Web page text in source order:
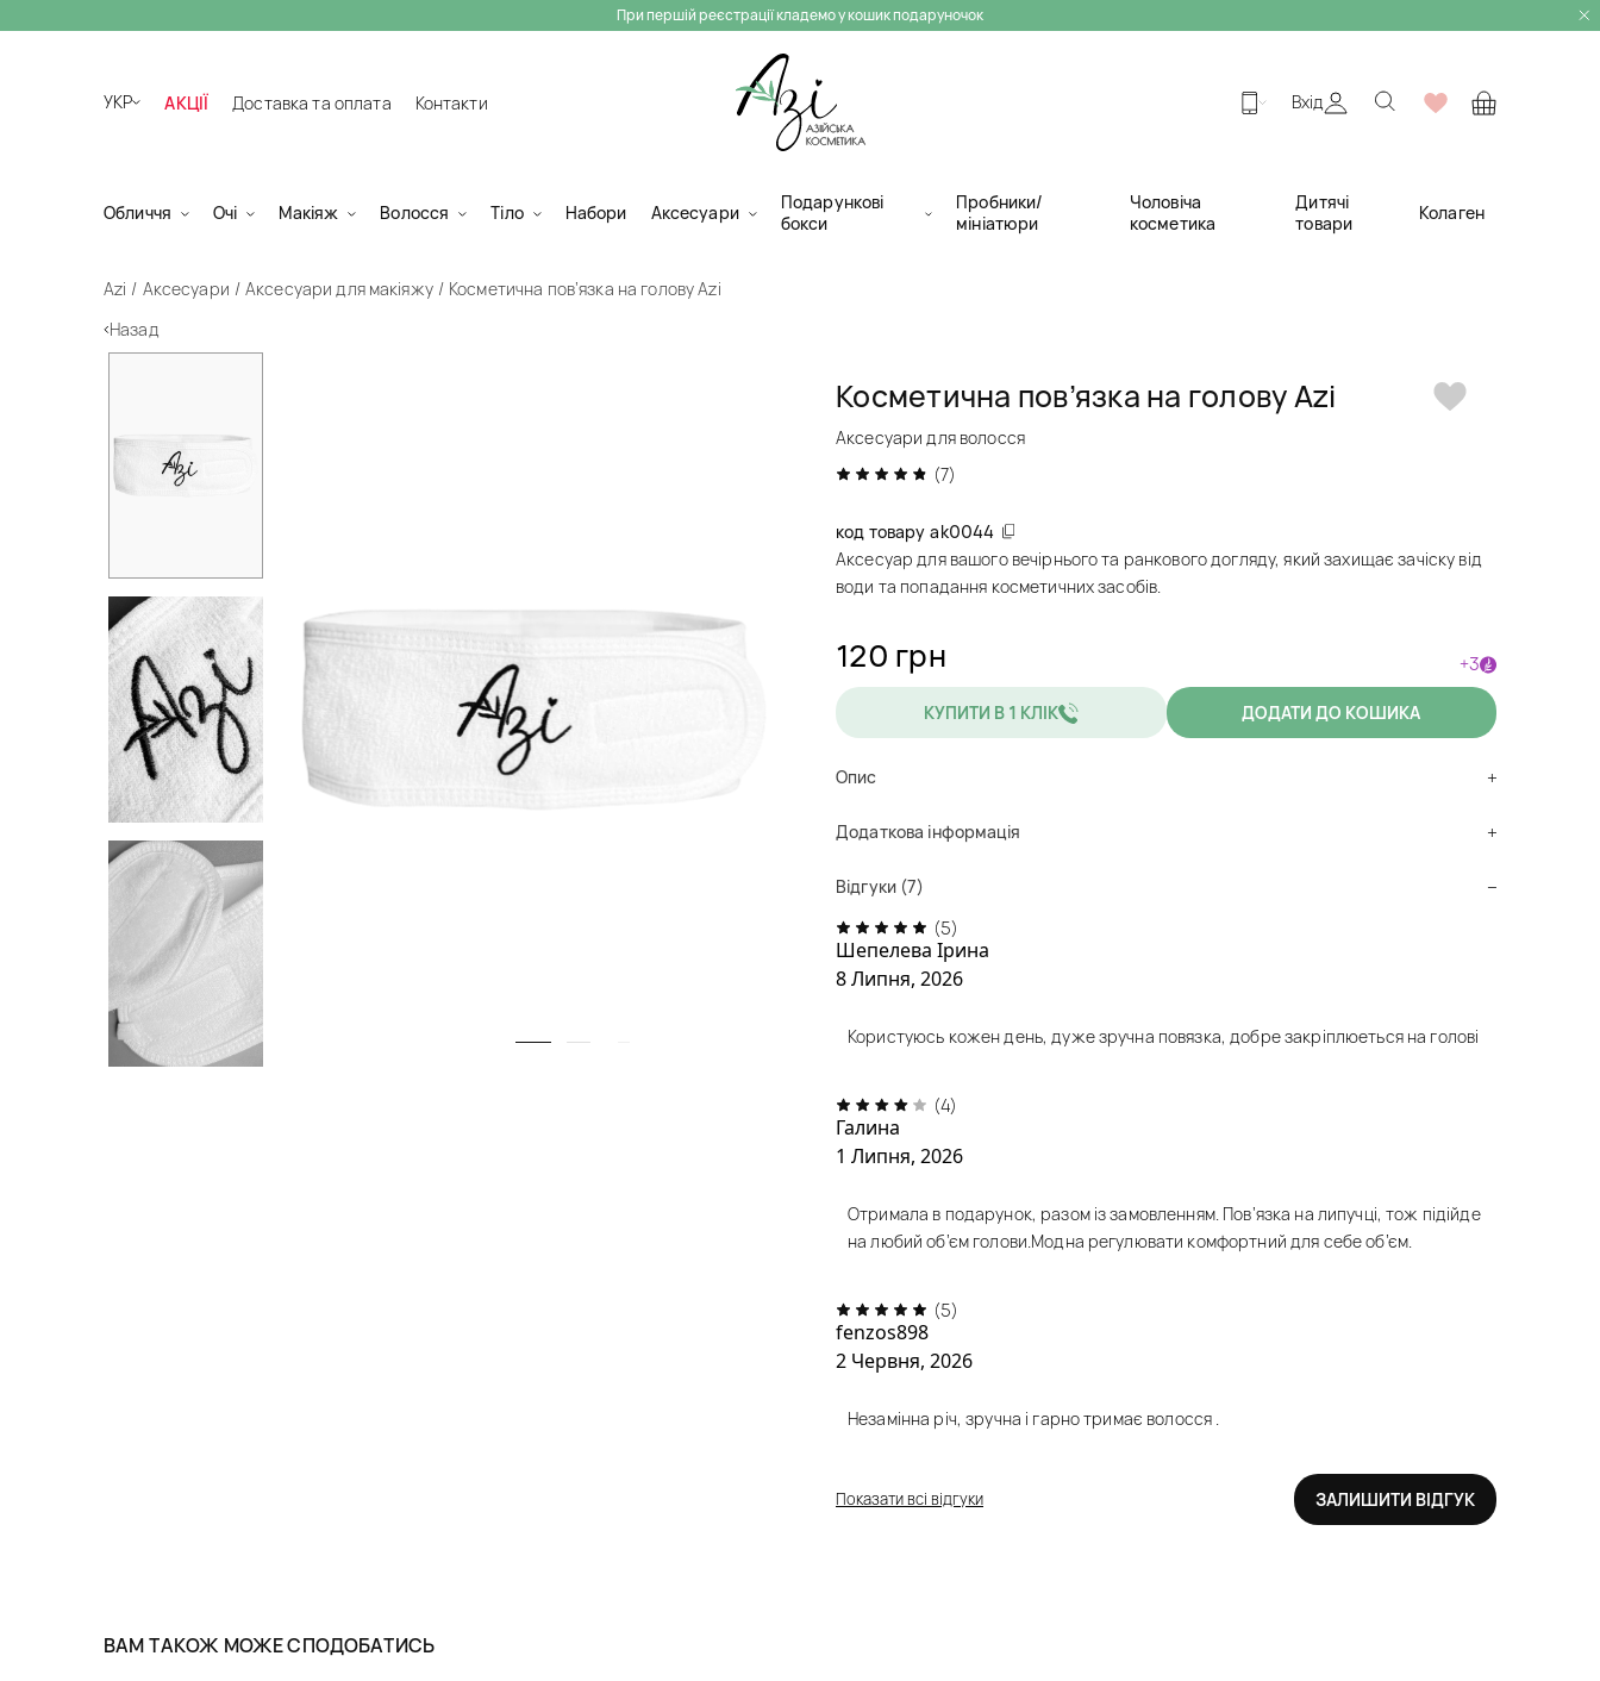
При першій реєстрації кладемо у кошик подаруночок
УКР АКЦІЇ Доставка та оплата Контакти Вхід
Обличчя Очі Макіяж Волосся Тіло Набори Аксесуари
Подарункові
бокси
Пробники/
мініатюри
Чоловіча
косметика
Дитячі
товари
Колаген
Azi Аксесуари Аксесуари для макіяжу
Косметична пов’язка на голову Azi
Назад
Косметична пов’язка на голову Azi
Аксесуари для волосся
(7)
код товару ak0044
Аксесуар для вашого вечірнього та ранкового догляду, який захищає зачіску від
води та попадання косметичних засобів.
120 грн +3
КУПИТИ В 1 КЛІК ДОДАТИ ДО КОШИКА
Опис
Додаткова інформація
Відгуки (7)
(5)
Шепелева Iрина
8 Липня, 2026
Користуюсь кожен день, дуже зручна повязка, добре закрiплюеться на головi
(4)
Галина
1 Липня, 2026
Отримала в подарунок, разом із замовленням. Пов’язка на липучці, тож підійде
на любий об’єм голови.Модна регулювати комфортний для себе об’єм.
(5)
fenzos898
2 Червня, 2026
Незамінна річ, зручна і гарно тримає волосся .
Показати всі відгуки ЗАЛИШИТИ ВІДГУК
ВАМ ТАКОЖ МОЖЕ СПОДОБАТИСЬ